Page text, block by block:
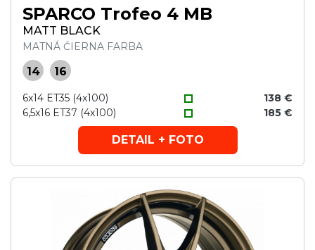
SPARCO Trofeo 4 MB
MATT BLACK
MATNÁ ČIERNA FARBA
14 16
6x14 ET35 (4x100)
138 €
6,5x16 ET37 (4x100)
185 €
DETAIL + FOTO